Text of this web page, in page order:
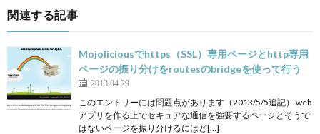
関連する記事
Mojoliciousでhttps（SSL）専用ページとhttp専用
ページの振り分けをroutesのbridgeを使って行う
2013.04.29
このエントリーには問題点があります（2013/5/5追記） web
アプリを作る上でセキュアな通信を強要するページとそうで
はないページを振り分けるにはど[…]